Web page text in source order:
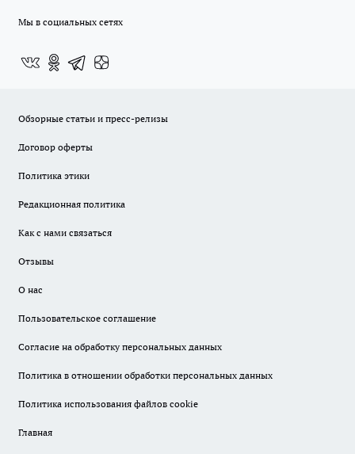
Мы в социальных сетях
Обзорные статьи и пресс-релизы
Договор оферты
Политика этики
Редакционная политика
Как с нами связаться
Отзывы
О нас
Пользовательское соглашение
Согласие на обработку персональных данных
Политика в отношении обработки персональных данных
Политика использования файлов cookie
Главная